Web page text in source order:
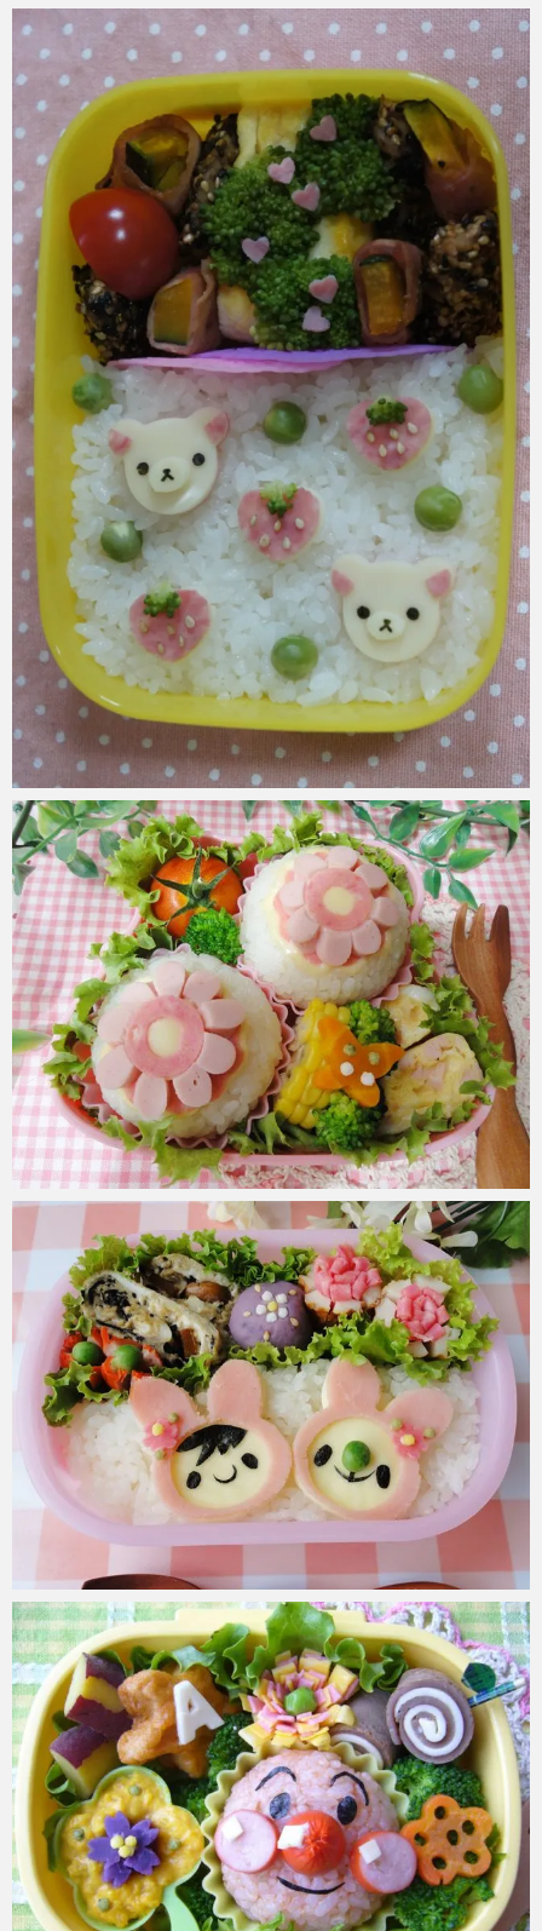
azuki 2017年6月2日
azuki 2017年6月2日
azuki 2017年6月2日
azuki 2017年6月2日